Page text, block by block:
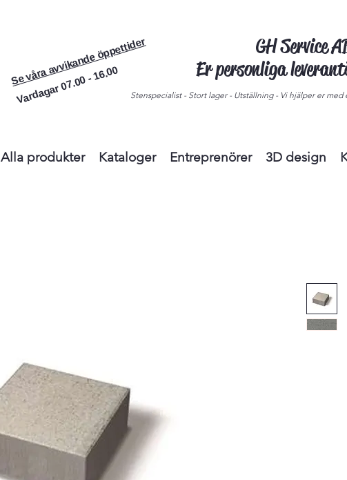
Se våra avvikande öppettider
Vardagar 07.00 - 16.00
GH Service
Er personliga
Stenspecialist - Stort lager - Utställning - Vi hjälper er
Alla produkter Kataloger Entreprenörer 3D design